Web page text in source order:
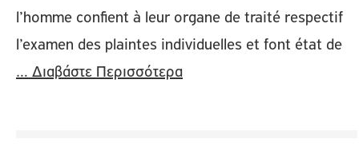
l’homme confient à leur organe de traité respectif
l’examen des plaintes individuelles et font état de
… Διαβάστε Περισσότερα